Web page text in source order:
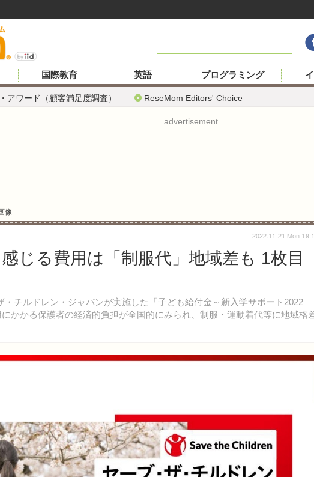
アワード（顧客満足度調査） ReseMom Editors' Choice
国際教育 英語 プログラミング
advertisement
像
じる費用は「制服代」地域差も 1枚目
チルドレン・ジャパンが実施した「子ども給付金～新入学サポート2022
かかる保護者の経済的負担が全国的にみられ、制服・運動着代等に地域格
2022.11.21 Mon